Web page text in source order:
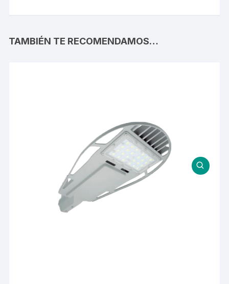
TAMBIÉN TE RECOMENDAMOS…